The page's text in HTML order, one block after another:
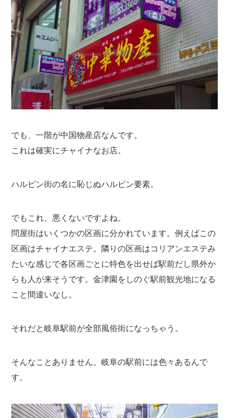
でも、一階が中国物産店なんです。
これは確実にチャイナなお店。
ハルピン街の名に恥じぬハルピン要素。
でもこれ、悪くないですよね。
問屋街はいくつかの区画に分かれています。例えばこの
区画はチャイナエステ。隣りの区画はコリアンエステみ
たいな感じで各区画ごとに特色を出せば駅前だし県外か
らも人が来そうです。金津園をしのぐ駅前観光地になる
こと間違いなし。
それだと岐阜駅前が全部風俗街になっちゃう。
そんなことありません。岐阜の駅前には色々あるんで
す。